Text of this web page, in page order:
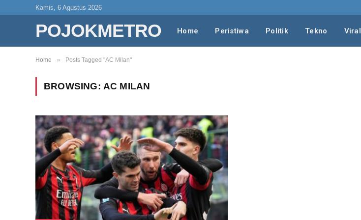
Kamis, 6 Agustus 2026
POJOKMETRO Home Peristiwa Politik Tekno Viral
Home » Posts Tagged "AC Milan"
BROWSING: AC MILAN